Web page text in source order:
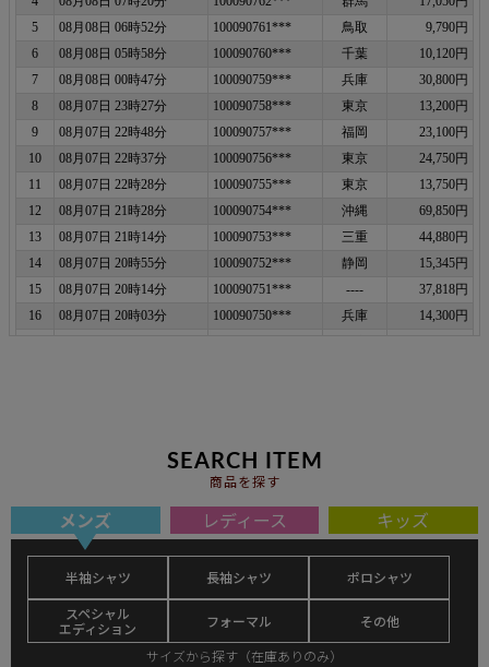
SEARCH ITEM
商品を探す
メンズ レディース キッズ
半袖シャツ 長袖シャツ
ポロシャツ
スペシャル
エディション
フォーマル
その他
サイズから探す（在庫ありのみ）